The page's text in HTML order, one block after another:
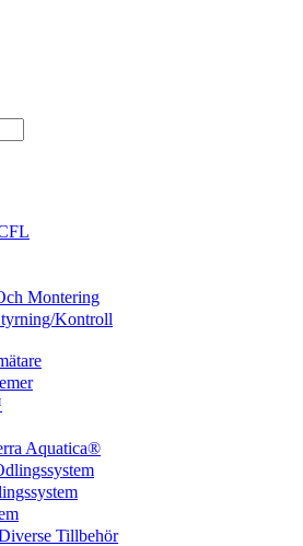
Montering
Kontroll
Aquatica®
Tillbehör